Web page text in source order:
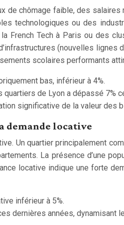
de chômage faible, des
technologiques ou des
French Tech à Paris ou des
(nouvelles
scolaires performants
bas, inférieur à 4%.
de Lyon a dépassé 7%
significative de la valeur
demande locative
Un quartier principalement
La présence d’une
locative indique une forte
inférieur à 5%.
dernières années, dynamisant